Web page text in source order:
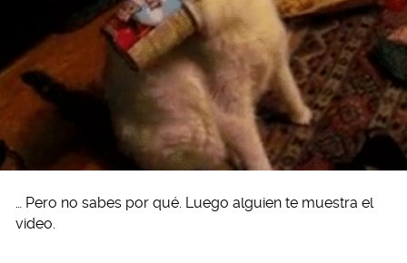
… Pero no sabes por qué. Luego alguien te muestra el
video.